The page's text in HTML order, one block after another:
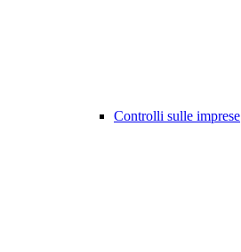
Controlli sulle imprese